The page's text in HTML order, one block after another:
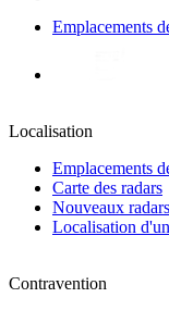
Emplacements
Localisation
Emplacements
Carte des radars
Nouveaux radars
Localisation
Contravention